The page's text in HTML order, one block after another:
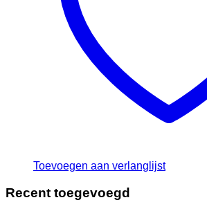
Toevoegen aan verlanglijst
Recent toegevoegd